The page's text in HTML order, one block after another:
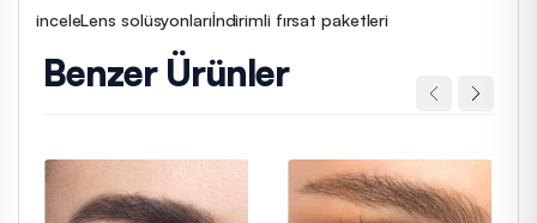
inceleLens solüsyonlarıİndirimli fırsat paketleri
Benzer Ürünler